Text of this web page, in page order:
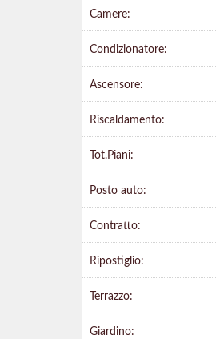
Camere:
Condizionatore:
Ascensore:
Riscaldamento:
Tot.Piani:
Posto auto:
Contratto:
Ripostiglio:
Terrazzo:
Giardino: